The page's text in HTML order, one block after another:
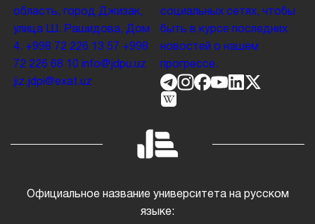
область, город Джизак,
улица Ш. Рашидова, Дом
4. +998 72 226 13 57 +998
72 226 68 10 info@jdpu.uz
jiz.jdpi@exat.uz
социальных сетях, чтобы
быть в курсе последних
новостей о нашем
прогрессе.
Официальное название университета на русском
языке: